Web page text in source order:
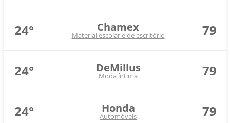
24° Chamex
Material escolar e de escritório 79
24° DeMillus
Moda íntima 79
24° Honda
Automóveis 79